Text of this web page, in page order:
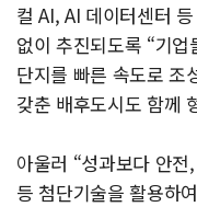
컬 AI, AI 데이터센터
없이 추진되도록 “기
단지를 빠른 속도로 조
갖춘 배후도시도 함께
아울러 “성과보다 안
등 첨단기술을 활용하